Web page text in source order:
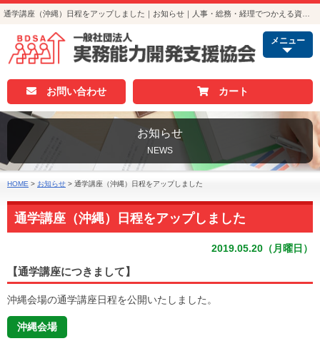
メニュー
お問い合わせ カート
お知らせ
NEWS
HOME > お知らせ > 通学講座（沖縄）日程をアップしました
通学講座（沖縄）日程をアップしました
2019.05.20（月曜日）
【通学講座につきまして】
沖縄会場の通学講座日程を公開いたしました。
沖縄会場